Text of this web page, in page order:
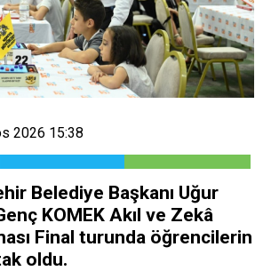
2026 15:38
Belediye Başkanı Uğur
KOMEK Akıl ve Zekâ
Final turunda öğrencilerin
oldu.